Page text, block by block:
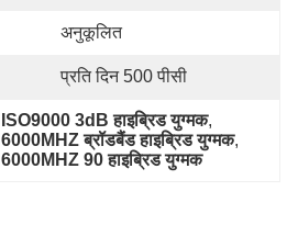
अनुकूलित
प्रति दिन 500 पीसी
ISO9000 3dB हाइब्रिड युग्मक,
6000MHZ ब्रॉडबैंड हाइब्रिड युग्मक,
6000MHZ 90 हाइब्रिड युग्मक